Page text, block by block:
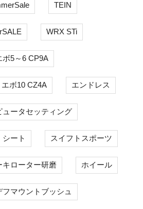
TEIN
WRX STi
ボ5～6 CP9A
エボ10 CZ4A エンドレス
ュータセッティング
シート スイフトスポーツ
キローター研磨 ホイール
フマウントブッシュ